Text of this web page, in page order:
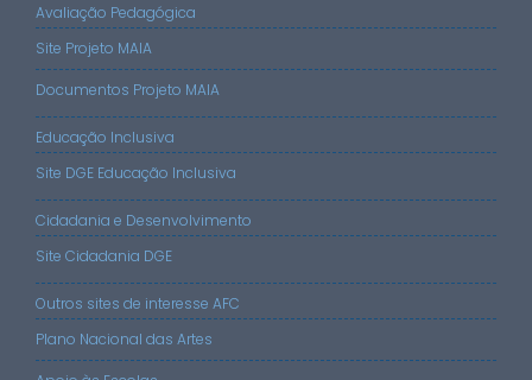
Avaliação Pedagógica
Site Projeto MAIA
Documentos Projeto MAIA
Educação Inclusiva
Site DGE Educação Inclusiva
Cidadania e Desenvolvimento
Site Cidadania DGE
Outros sites de interesse AFC
Plano Nacional das Artes